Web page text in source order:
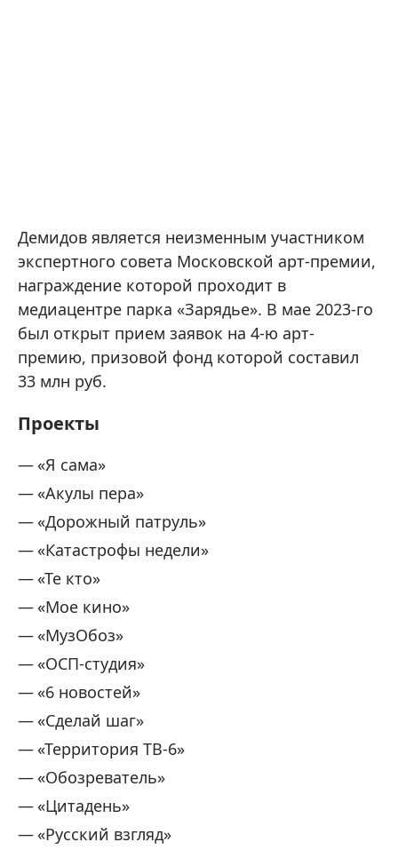
Демидов является неизменным участником
экспертного совета Московской арт-премии,
награждение которой проходит в
медиацентре парка «Зарядье». В мае 2023-го
был открыт прием заявок на 4-ю арт-
премию, призовой фонд которой составил
33 млн руб.
Проекты
«Я сама»
«Акулы пера»
«Дорожный патруль»
«Катастрофы недели»
«Те кто»
«Мое кино»
«МузОбоз»
«ОСП-студия»
«6 новостей»
«Сделай шаг»
«Территория ТВ-6»
«Обозреватель»
«Цитадень»
«Русский взгляд»